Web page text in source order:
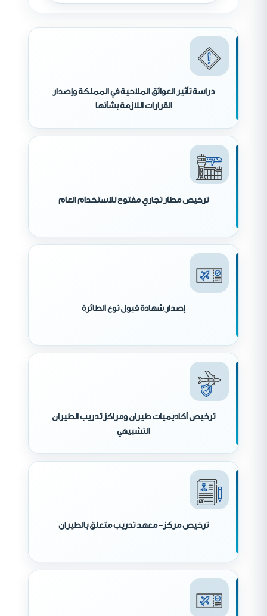
دراسة تأثير العوائق الملاحية في المملكة وإصدار
القرارات اللازمة بشأنها
ترخيص مطار تجاري مفتوح للاستخدام العام
إصدار شهادة قبول نوع الطائرة
ترخيص أكاديميات طيران ومراكز تدريب الطيران
التشبيهي
ترخيص مركز- معهد تدريب متعلق بالطيران